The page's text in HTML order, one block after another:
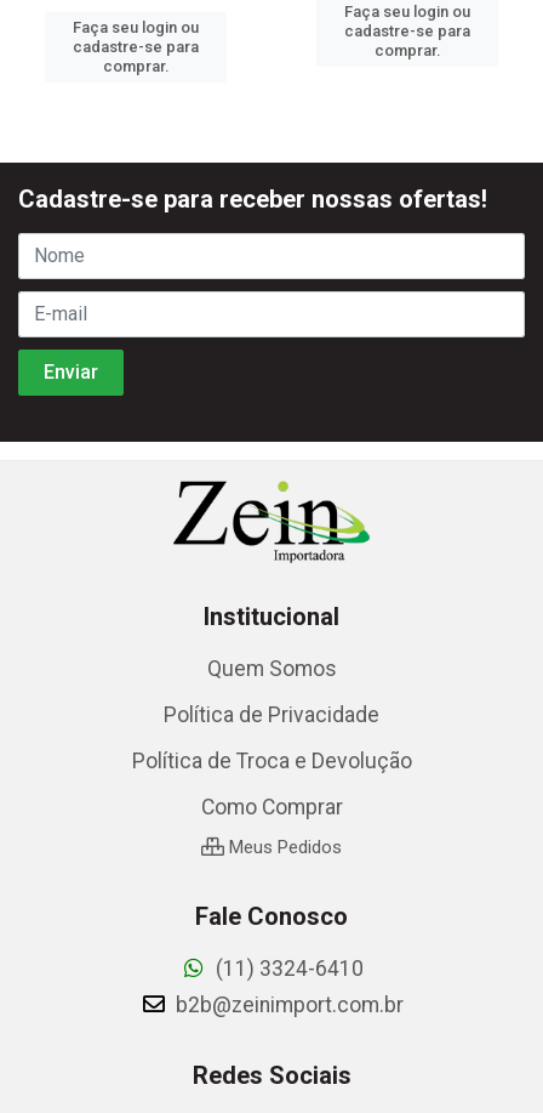
Faça seu login ou
cadastre-se para
comprar.
Faça seu login ou
cadastre-se para
comprar.
Cadastre-se para receber nossas ofertas!
Institucional
Quem Somos
Política de Privacidade
Política de Troca e Devolução
Como Comprar
Meus Pedidos
Fale Conosco
(11) 3324-6410
b2b@zeinimport.com.br
Redes Sociais